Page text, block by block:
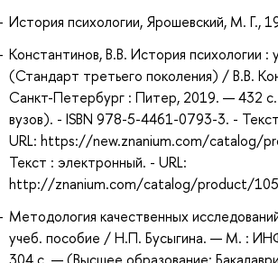
История психологии, Ярошевский, М. Г.,
Константинов, В.В. История психологии :
(Стандарт третьего поколения) / В.В.
Санкт-Петербург : Питер, 2019. — 432
вузов). - ISBN 978-5-4461-0793-3. -
URL: https://new.znanium.com/catalog/
Текст : электронный. - URL:
http://znanium.com/catalog/product/
Методология качественных
учеб. пособие / Н.П. Бусыгина. — М. :